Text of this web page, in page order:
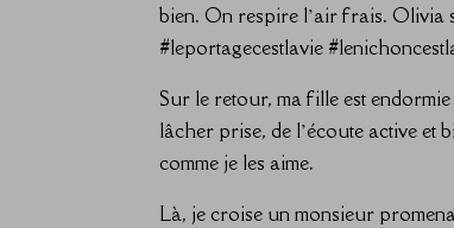
bien. On respire l’air frais. Olivia
#leportagecestlavie
Sur le retour, ma fille est
lâcher prise, de l’écoute active et
comme je les aime.
Là, je croise un monsieur